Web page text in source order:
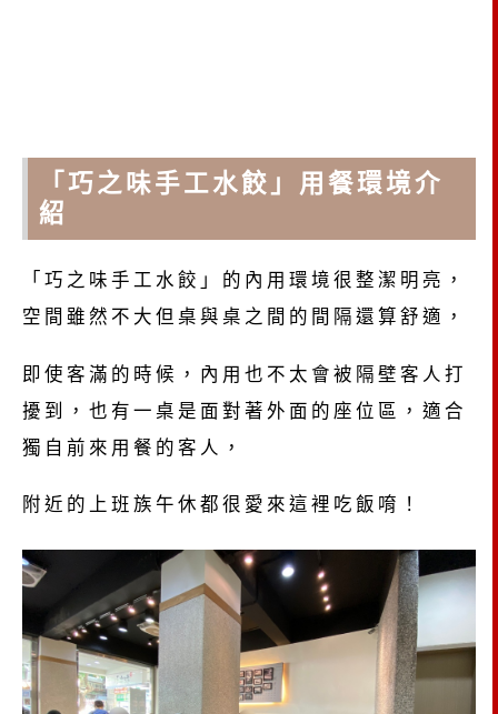
「巧之味手工水餃」用餐環境介
紹
「巧之味手工水餃」的內用環境很整潔明亮，
空間雖然不大但桌與桌之間的間隔還算舒適，
即使客滿的時候，內用也不太會被隔壁客人打
擾到，也有一桌是面對著外面的座位區，適合
獨自前來用餐的客人，
附近的上班族午休都很愛來這裡吃飯唷！